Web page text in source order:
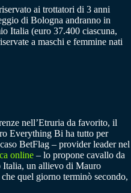
ai trottatori di 3 anni
di Bologna andranno in
Italia (euro 37.400 ciascuna,
a maschi e femmine nati
nell’Etruria da favorito, il
Everything Bi ha tutto per
BetFlag – provider leader nel
online – lo propone cavallo da
Italia, un allievo di Mauro
quel giorno terminò secondo,